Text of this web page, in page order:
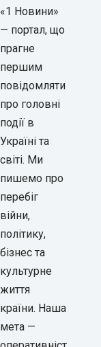
«1 Новини»
— портал, що
прагне
першим
повідомляти
про головні
події в
Україні та
світі. Ми
пишемо про
перебіг
війни,
політику,
бізнес та
культурне
життя
країни. Наша
мета —